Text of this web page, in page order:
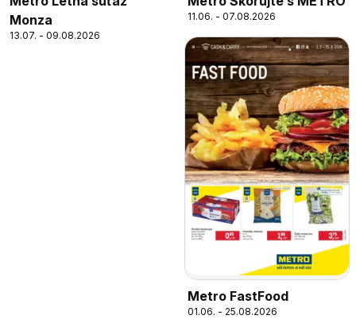
Monza
13.07. - 09.08.2026
11.06. - 07.08.2026
Metro FastFood
01.06. - 25.08.2026